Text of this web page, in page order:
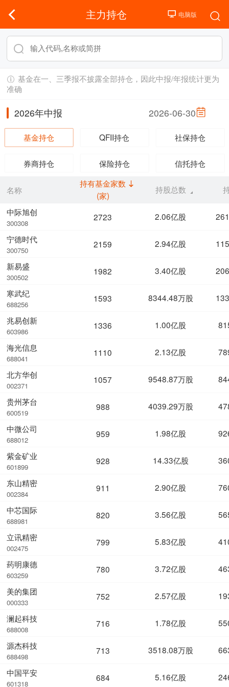
主力持仓
基金在一、三季报不披露全部持仓，因此中报/年报统计更为
准确
2026年中报 2026-06-30
基金持仓 QFII持仓 社保持仓
券商持仓 保险持仓 信托持仓
名称
中际旭创
300308
宁德时代
300750
新易盛
300502
寒武纪
688256
兆易创新
603986
海光信息
688041
北方华创
002371
贵州茅台
600519
中微公司
688012
紫金矿业
601899
东山精密
002384
中芯国际
688981
立讯精密
002475
药明康德
603259
美的集团
000333
澜起科技
688008
源杰科技
688498
中国平安
601318
持有基金家数
(家)
持股总数
2723 2.06亿股
2159 2.94亿股
1982 3.40亿股
1593 8344.48万股
1336 1.00亿股
1110 2.13亿股
1057 9548.87万股
988 4039.29万股
959 1.98亿股
928 14.33亿股
911 2.90亿股
820 3.56亿股
799 5.83亿股
780 3.72亿股
752 2.57亿股
716 1.78亿股
713 3518.08万股
684 5.16亿股